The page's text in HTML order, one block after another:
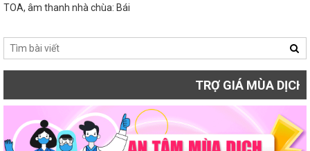
TOA, âm thanh nhà chùa: Bái
TRỢ GIÁ MÙA DỊCH